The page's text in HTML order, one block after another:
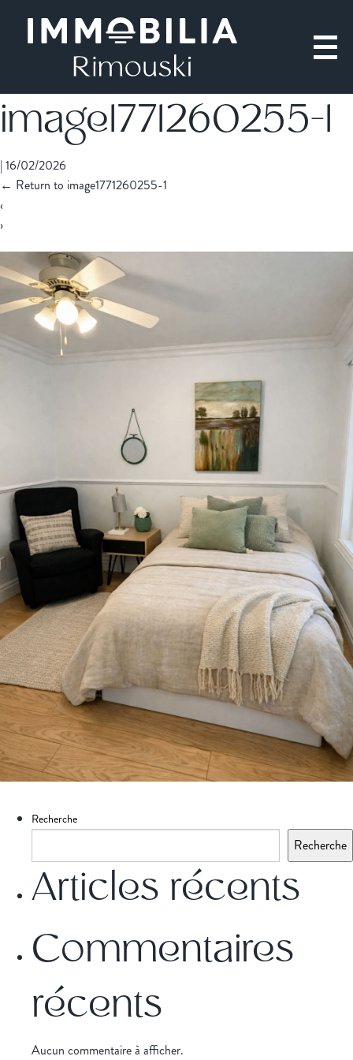
image1771260255-1
| 16/02/2026
← Return to image1771260255-1
‹
›
Recherche
Recherche
Articles récents
Commentaires
récents
Aucun commentaire à afficher.